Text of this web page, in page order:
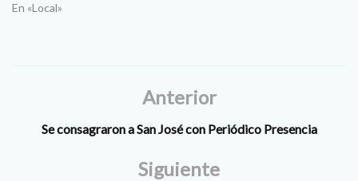
En «Local»
Anterior
Se consagraron a San José con Periódico Presencia
Siguiente